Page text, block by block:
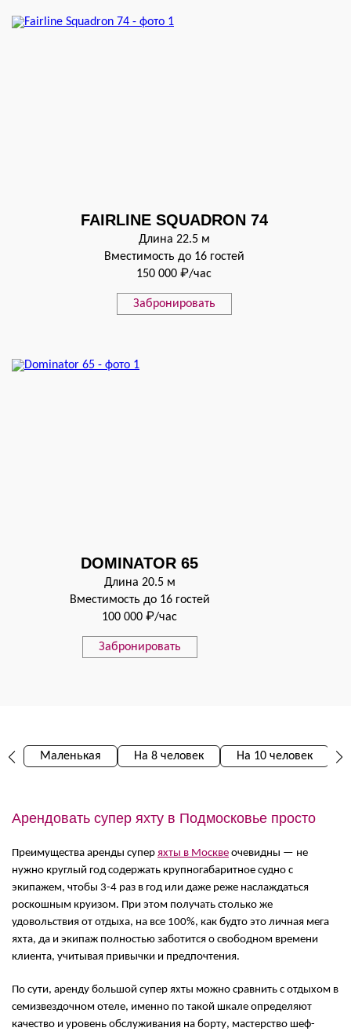
FAIRLINE SQUADRON 74
Длина 22.5 м
Вместимость до 16 гостей
150 000 ₽/час
Забронировать
DOMINATOR 65
Длина 20.5 м
Вместимость до 16 гостей
100 000 ₽/час
Забронировать
Маленькая На 8 человек На 10 человек
Арендовать супер яхту в Подмосковье просто
Преимущества аренды супер яхты в Москве очевидны — не
нужно круглый год содержать крупногабаритное судно с
экипажем, чтобы 3-4 раз в год или даже реже наслаждаться
роскошным круизом. При этом получать столько же
удовольствия от отдыха, на все 100%, как будто это личная мега
яхта, да и экипаж полностью заботится о свободном времени
клиента, учитывая привычки и предпочтения.
По сути, аренду большой супер яхты можно сравнить с отдыхом в
семизвездочном отеле, именно по такой шкале определяют
качество и уровень обслуживания на борту, мастерство шеф-